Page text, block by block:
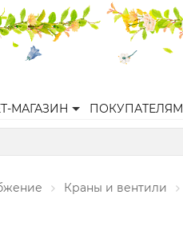
МАГАЗИН ПОКУПАТЕЛЯМ
Краны и вентили